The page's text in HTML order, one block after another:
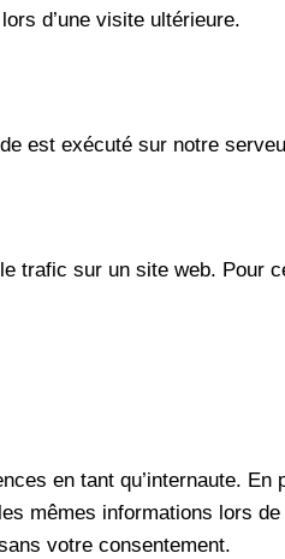
d’une visite ultérieure.
est exécuté sur notre
trafic sur un site web. Pour
en tant qu’internaute. En
mêmes informations lors
votre consentement.